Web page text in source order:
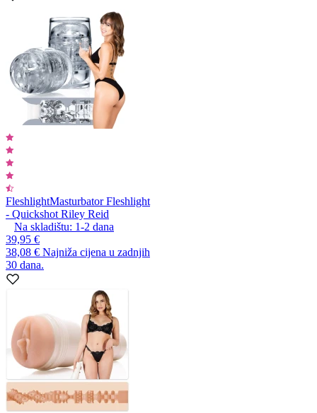
FleshlightMasturbator Fleshlight
- Quickshot Riley Reid
Na skladištu: 1-2 dana
39,95 €
38,08 € Najniža cijena u zadnjih
30 dana.